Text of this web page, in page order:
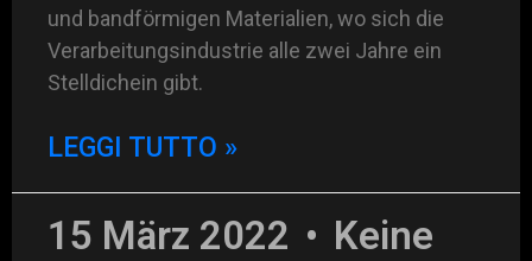
und bandförmigen Materialien, wo sich die
Verarbeitungsindustrie alle zwei Jahre ein
Stelldichein gibt.
LEGGI TUTTO »
15 März 2022
Keine